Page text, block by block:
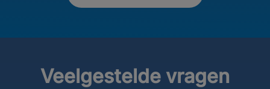
Veelgestelde vragen